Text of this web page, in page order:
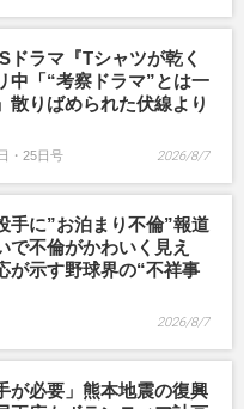
ドラマ『Tシャツが乾く
中「“考察ドラマ”とは一
散りばめられた伏線より
・25日号 2026/8/7
手に”お泊まり不倫”報道
で不倫がかわいく見え
が示す野球界の“不祥事
2026/8/7
が必要」熊本地震の復興